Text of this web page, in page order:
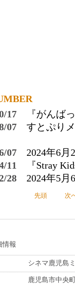
17
『がんば
07
すとぷり
07
2024年6
11
『Stray
28
2024年5
先頭 次
情報
シネマ鹿児島
鹿児島市中央